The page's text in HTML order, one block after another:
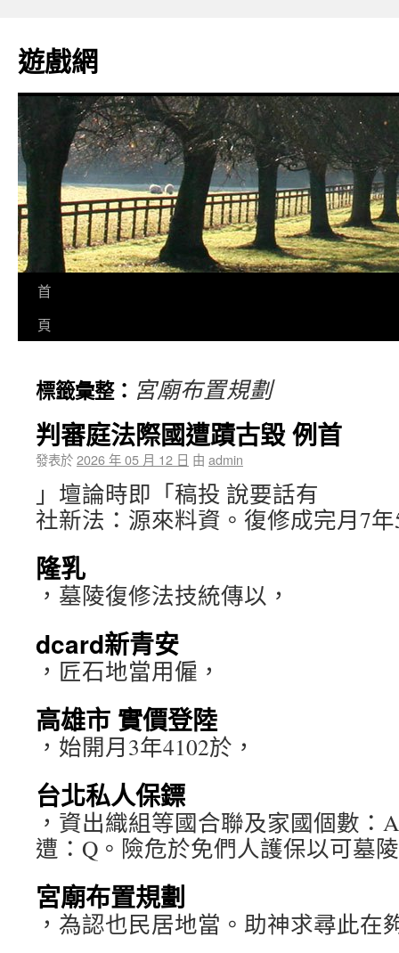
遊戲網
首
頁
標籤彙整： 宮廟布置規劃
判審庭法際國遭蹟古毀 例首
發表於2026 年 05 月 12 日 由 admin
」壇論時即「稿投 說要話有
社新法：源來料資。復修成完月7年
隆乳
，墓陵復修法技統傳以，
dcard新青安
，匠石地當用僱，
高雄市 實價登陸
，始開月3年4102於，
台北私人保鏢
，資出織組等國合聯及家國個數：
遭：Q。險危於免們人護保以可墓
宮廟布置規劃
，為認也民居地當。助神求尋此在